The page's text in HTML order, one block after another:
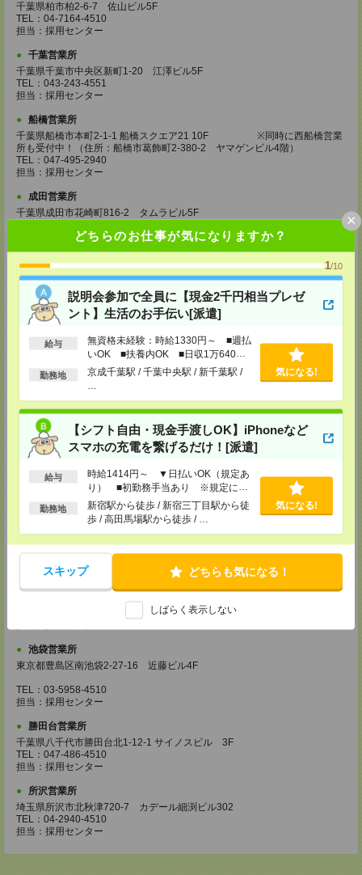
どちらのお仕事が気になりますか？
1/10
説明会参加で全員に【現金2千円相当プレゼ
ント】生活のお手伝い[派遣]
給与
無資格未経験：時給1330円～ ■週払
いOK ■扶養内OK ■日収1万640円
以上
勤務地
京成千葉駅 / 千葉中央駅 / 新千葉駅 /
気になる!
【シフト自由・現金手渡しOK】iPhoneなど
スマホの充電を繋げるだけ！[派遣]
給与
時給1414円～ ▼日払いOK（規定あ
り） ■初勤務手当あり ※規定によ
る
勤務地
新宿駅から徒歩 / 新宿三丁目駅から徒
歩 / 高田馬場駅から徒歩 / …
気になる!
スキップ どちらも気になる！
しばらく表示しない
×
千葉県柏市柏2-6-7 佐山ビル5F
TEL：04-7164-4510
担当：採用センター
千葉営業所
千葉県千葉市中央区新町1-20 江澤ビル5F
TEL：043-243-4551
担当：採用センター
船橋営業所
千葉県船橋市本町2-1-1 船橋スクエア21 10F ※同時に西船橋営業
所も受付中！（住所：船橋市葛飾町2-380-2 ヤマゲンビル4階）
TEL：047-495-2940
担当：採用センター
成田営業所
千葉県成田市花崎町816-2 タムラビル5F
担当：採用センター
大宮営業所
埼玉県さいたま市大宮区桜木町2-8-3 阪デンタルビル5F
TEL：048-640-4520
担当：採用センター
川越営業所
埼玉県川越市脇田本町11-1 川越シティービル6F
TEL：049-238-7117
担当：採用センター
埼玉県越谷市南越谷1-16-8 イーストサンビル5 5F
TEL：048-990-4510
担当：採用センター
錦糸町営業所
東京都墨田区江東橋4-19-3 錦糸町ミハマビル 3F
TEL：03-5669-4522
担当：採用センター
東京都新宿区西新宿1-8-1 新宿ビルディング5Ｆ
TEL：03-6911-4510
東京都立川市曙町2-31-15 日住金立川ビル3F
池袋営業所
東京都豊島区南池袋2-27-16 近藤ビル4F
TEL：03-5958-4510
担当：採用センター
勝田台営業所
千葉県八千代市勝田台北1-12-1 サイノスビル 3F
TEL：047-486-4510
担当：採用センター
所沢営業所
埼玉県所沢市北秋津720-7 カデール細渕ビル302
TEL：04-2940-4510
担当：採用センター